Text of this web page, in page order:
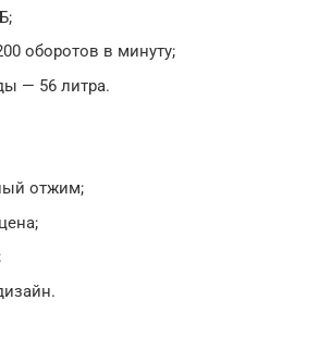
оборотов в минуту;
— 56 литра.
отжим;